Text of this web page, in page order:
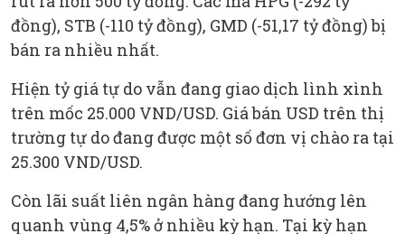
đồng), STB (-110 tỷ đồng), GMD (-51,17 tỷ đồng) bị
bán ra nhiều nhất.
Hiện tỷ giá tự do vẫn đang giao dịch lình xình
trên mốc 25.000 VND/USD. Giá bán USD trên thị
trường tự do đang được một số đơn vị chào ra tại
25.300 VND/USD.
Còn lãi suất liên ngân hàng đang hướng lên
quanh vùng 4,5% ở nhiều kỳ hạn. Tại kỳ hạn